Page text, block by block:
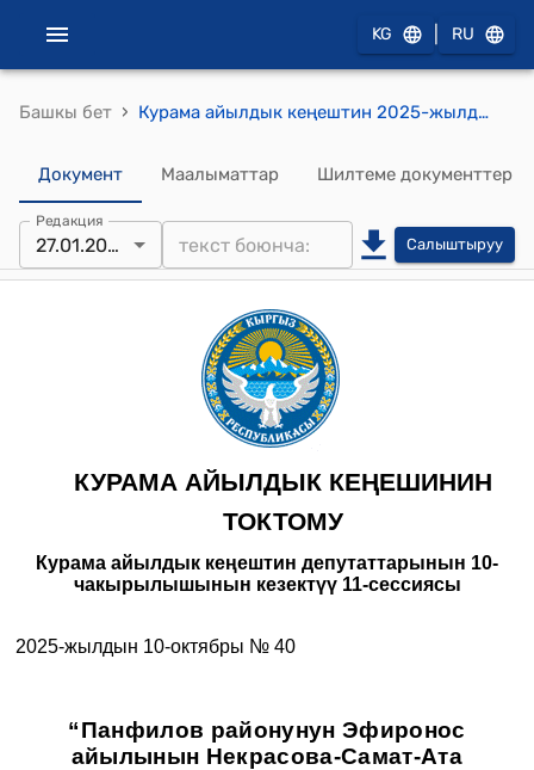
KG RU
Башкы бет › Курама айылдык кеңештин 2025-жылдын 10-октябры № 40 “Панфилов районунун Эфиронос айылынын Некрасова-Самат-Ата көчөлөрүн асфальттоо иштери” боюнча токтому
Документ Маалыматтар Шилтеме документтер
Редакция
27.01.2026 Салыштыруу